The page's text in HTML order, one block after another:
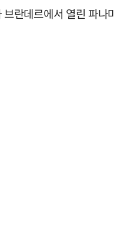
란데르에서 열린 파